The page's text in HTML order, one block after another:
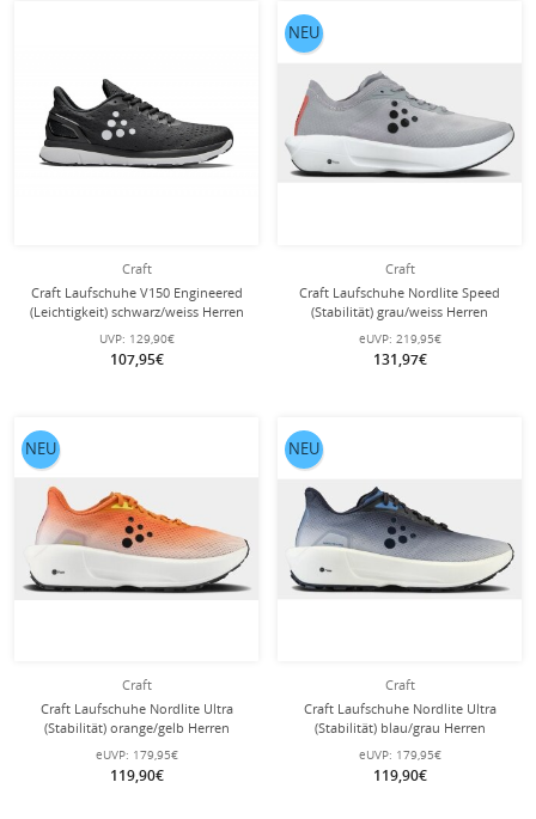
Craft
Craft Laufschuhe V150 Engineered
(Leichtigkeit) schwarz/weiss Herren
UVP: 129,90€
107,95€
Craft
Craft Laufschuhe Nordlite Speed
(Stabilität) grau/weiss Herren
eUVP: 219,95€
131,97€
NEU
Craft
Craft Laufschuhe Nordlite Ultra
(Stabilität) orange/gelb Herren
eUVP: 179,95€
119,90€
NEU
Craft
Craft Laufschuhe Nordlite Ultra
(Stabilität) blau/grau Herren
eUVP: 179,95€
119,90€
NEU